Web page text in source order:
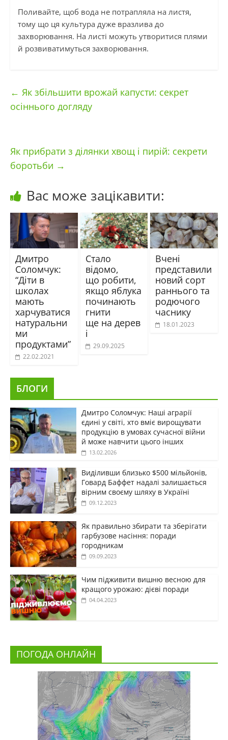
Поливайте, щоб вода не потрапляла на листя,
тому що ця культура дуже вразлива до
захворювання. На листі можуть утворитися плями
й розвиватимуться захворювання.
← Як збільшити врожай капусти: секрет
осіннього догляду
Як прибрати з ділянки хвощ і пирій: секрети
боротьби →
Вас може зацікавити:
Дмитро
Соломчук:
“Діти в
школах
мають
харчуватися
натуральни
ми
продуктами”
22.02.2021
Стало
відомо,
що робити,
якщо яблука
починають
гнити
ще на дерев
і
29.09.2025
Вчені
представили
новий сорт
раннього та
родючого
часнику
18.01.2023
БЛОГИ
Дмитро Соломчук: Наші аграрії
єдині у світі, хто вміє вирощувати
продукцію в умовах сучасної війни
й може навчити цього інших
13.02.2026
Виділивши близько $500 мільйонів,
Говард Баффет надалі залишається
вірним своєму шляху в Україні
09.12.2023
Як правильно збирати та зберігати
гарбузове насіння: поради
городникам
09.09.2023
Чим підживити вишню весною для
кращого урожаю: дієві поради
04.04.2023
ПОГОДА ОНЛАЙН